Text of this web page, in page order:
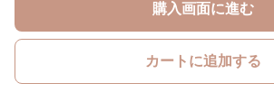
購入画面に進む
カートに追加する